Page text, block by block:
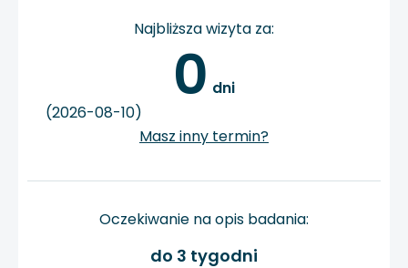
Najbliższa wizyta za:
0 dni
(2026-08-10)
Masz inny termin?
Oczekiwanie na opis badania:
do 3 tygodni